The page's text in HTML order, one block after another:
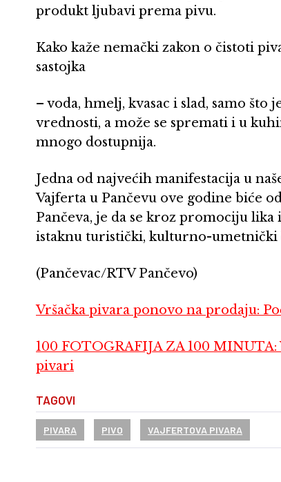
produkt ljubavi prema pivu.
Kako kaže nemački zakon o čistoti
sastojka
– voda, hmelj, kvasac i slad, samo
vrednosti, a može se spremati i u
mnogo dostupnija.
Jedna od najvećih manifestacija u
Vajferta u Pančevu ove godine biće
Pančeva, je da se kroz promociju
istaknu turistički, kulturno-umetnički
(Pančevac/RTV Pančevo)
Vršačka pivara ponovo na prodaju:
100 FOTOGRAFIJA ZA 100
pivari
TAGOVI
PIVARA PIVO VAJFERTOVA PIVARA